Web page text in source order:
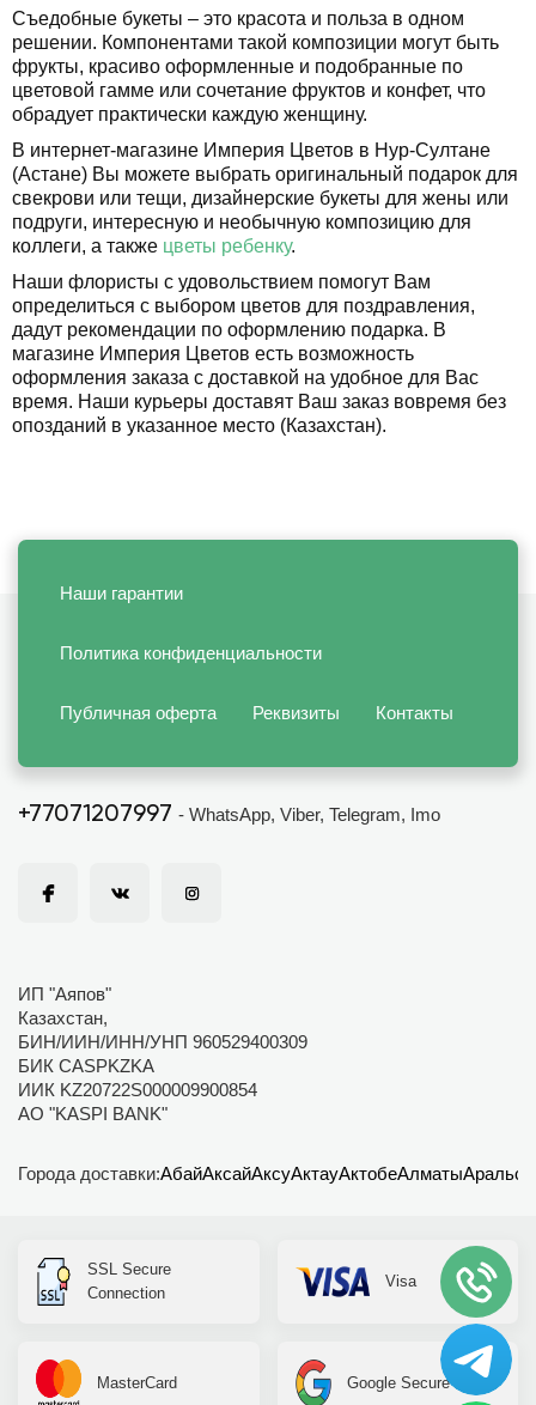
Съедобные букеты – это красота и польза в одном
решении. Компонентами такой композиции могут быть
фрукты, красиво оформленные и подобранные по
цветовой гамме или сочетание фруктов и конфет, что
обрадует практически каждую женщину.
В интернет-магазине Империя Цветов в Нур-Султане
(Астане) Вы можете выбрать оригинальный подарок для
свекрови или тещи, дизайнерские букеты для жены или
подруги, интересную и необычную композицию для
коллеги, а также цветы ребенку.
Наши флористы с удовольствием помогут Вам
определиться с выбором цветов для поздравления,
дадут рекомендации по оформлению подарка. В
магазине Империя Цветов есть возможность
оформления заказа с доставкой на удобное для Вас
время. Наши курьеры доставят Ваш заказ вовремя без
опозданий в указанное место (Казахстан).
Наши гарантии
Политика конфиденциальности
Публичная оферта Реквизиты Контакты
+77071207997 - WhatsApp, Viber, Telegram, Imo
ИП "Аяпов"
Казахстан,
БИН/ИИН/ИНН/УНП 960529400309
БИК CASPKZKA
ИИК KZ20722S000009900854
АО "KASPI BANK"
Города доставки:АбайАксайАксуАктауАктобеАлматыАральск
SSL Secure
Connection
Visa
MasterCard Google Secure